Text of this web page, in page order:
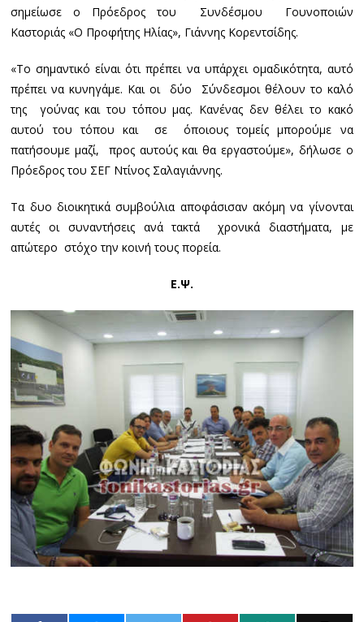
σημείωσε ο Πρόεδρος του Συνδέσμου Γουνοποιών
Καστοριάς «Ο Προφήτης Ηλίας», Γιάννης Κορεντσίδης.
«Το σημαντικό είναι ότι πρέπει να υπάρχει ομαδικότητα, αυτό
πρέπει να κυνηγάμε. Και οι δύο Σύνδεσμοι θέλουν το καλό
της γούνας και του τόπου μας. Κανένας δεν θέλει το κακό
αυτού του τόπου και σε όποιους τομείς μπορούμε να
πατήσουμε μαζί, προς αυτούς και θα εργαστούμε», δήλωσε ο
Πρόεδρος του ΣΕΓ Ντίνος Σαλαγιάννης.
Τα δυο διοικητικά συμβούλια αποφάσισαν ακόμη να γίνονται
αυτές οι συναντήσεις ανά τακτά χρονικά διαστήματα, με
απώτερο στόχο την κοινή τους πορεία.
Ε.Ψ.